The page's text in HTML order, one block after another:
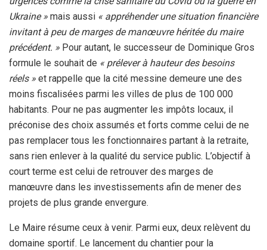
Ukraine » mais aussi « appréhender une situation financière
invitant à peu de marges de manœuvre héritée du maire
précédent. » Pour autant, le successeur de Dominique Gros
formule le souhait de « prélever à hauteur des besoins
réels » et rappelle que la cité messine demeure une des
moins fiscalisées parmi les villes de plus de 100 000
habitants. Pour ne pas augmenter les impôts locaux, il
préconise des choix assumés et forts comme celui de ne
pas remplacer tous les fonctionnaires partant à la retraite,
sans rien enlever à la qualité du service public. L’objectif à
court terme est celui de retrouver des marges de
manœuvre dans les investissements afin de mener des
projets de plus grande envergure.
Le Maire résume ceux à venir. Parmi eux, deux relèvent du
domaine sportif. Le lancement du chantier pour la